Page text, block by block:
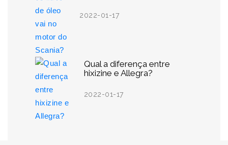
2022-01-17
Qual a diferença entre
hixizine e Allegra?
2022-01-17